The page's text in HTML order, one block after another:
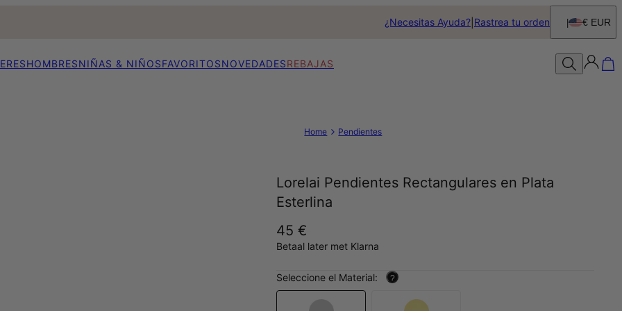
¿Necesitas Ayuda? Rastrea tu orden € EUR
HOMBRESNIÑAS & NIÑOSFAVORITOSNOVEDADESREBAJAS
Home Pendientes
Lorelai Pendientes Rectangulares en Plata
Esterlina
45 €
Betaal later met Klarna
Seleccione el Material: ?